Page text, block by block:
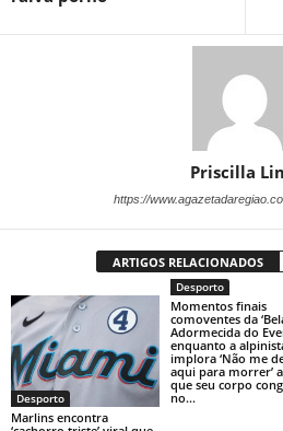
Priscilla
https://
ARTIGOS RELACIONADOS
Desporto
Marlins encontra
Desporto
Momentos finais
comoventes da
Adormecida do
enquanto a
implora ‘Não me
aqui para morrer’
que seu corpo
no...